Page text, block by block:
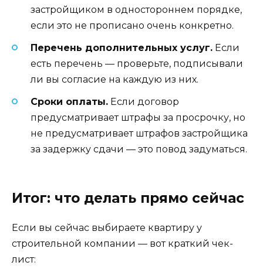
застройщиком в одностороннем порядке,
если это не прописано очень конкретно.
Перечень дополнительных услуг. Если
есть перечень — проверьте, подписывали
ли вы согласие на каждую из них.
Сроки оплаты. Если договор
предусматривает штрафы за просрочку, но
не предусматривает штрафов застройщика
за задержку сдачи — это повод задуматься.
Итог: что делать прямо сейчас
Если вы сейчас выбираете квартиру у
строительной компании — вот краткий чек-
лист: